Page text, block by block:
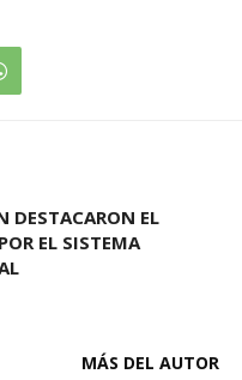
DESTACARON EL
EL SISTEMA
MÁS DEL AUTOR